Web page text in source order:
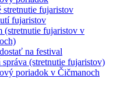
stretnutie fujaristov
fujaristov
(stretnutie fujaristov v
na festival
správa (stretnutie fujaristov)
poriadok v Čičmanoch